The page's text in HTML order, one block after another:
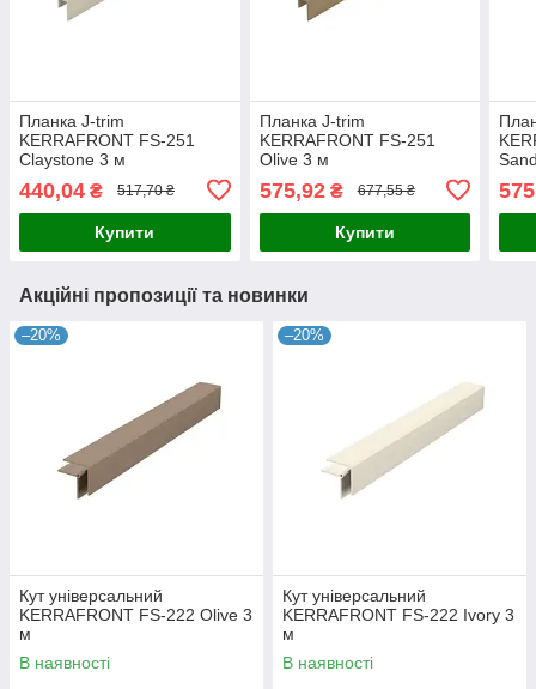
Планка J-trim
KERRAFRONT FS-251
Claystone 3 м
440,04 ₴ 517,70 ₴
Купити
Планка J-trim
KERRAFRONT FS-251
Olive 3 м
575,92₴ 677,55 ₴
Купити
Акційні пропозиції та новинки
–20%
Кут універсальний
KERRAFRONT FS-222 Olive 3
м
В наявності
–20%
Кут універсальний
KERRAFRONT FS-222 Ivory 3
м
В наявності